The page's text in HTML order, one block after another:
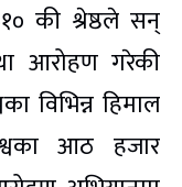
की श्रेष्ठले सन्
आरोहण गरेकी
विभिन्न हिमाल
आठ हजार